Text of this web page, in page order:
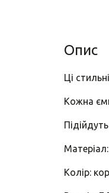
Опис
Ці
Кожна
Колір: